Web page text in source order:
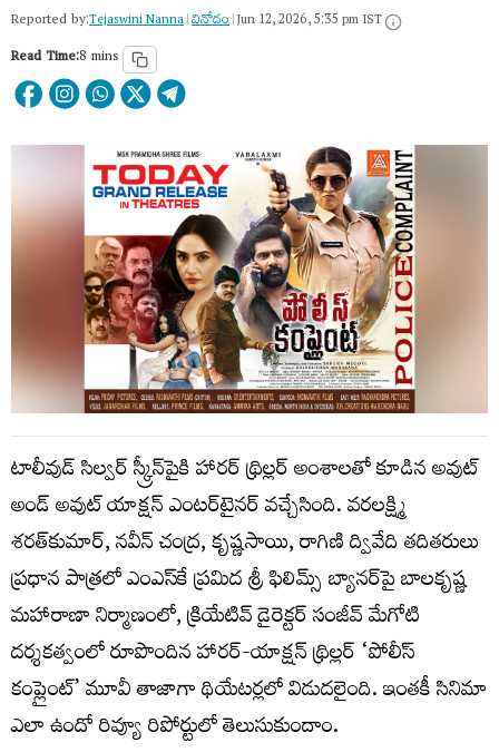
Reported by:Tejaswini Nanna|వినోదం|Jun 12, 2026, 5:35 pm IST
Read Time:8 mins
టాలీవుడ్ సిల్వ‌ర్ స్క్రీన్‌పైకి హారర్ థ్రిల్లర్ అంశాలతో కూడిన అవుట్
అండ్ అవుట్ యాక్షన్ ఎంటర్‌టైనర్ వచ్చేసింది. వరలక్ష్మి
శరత్‌కుమార్, నవీన్ చంద్ర, కృష్ణసాయి, రాగిణి ద్వివేది తదితరులు
ప్రధాన పాత్రలో ఎంఎస్‌కే ప్రమిద శ్రీ ఫిలిమ్స్ బ్యానర్‌పై బాలకృష్ణ
మహారాణా నిర్మాణంలో, క్రియేటివ్ డైరెక్టర్ సంజీవ్ మేగోటి
దర్శకత్వంలో రూపొందిన‌ హారర్-యాక్షన్ థ్రిల్లర్ ‘పోలీస్
కంప్లైంట్’ మూవీ తాజాగా థియేటర్లలో విడుదలైంది. ఇంతకీ సినిమా
ఎలా ఉందో రివ్యూ రిపోర్టులో తెలుసుకుందాం.